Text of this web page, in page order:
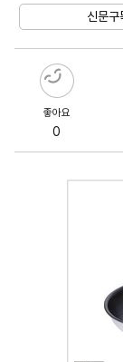
신문구
좋아요
0